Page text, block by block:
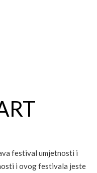
festival umjetnosti i
i ovog festivala jeste